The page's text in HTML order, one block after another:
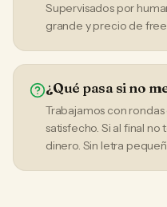
Supervisados por
grande y precio de
¿Qué pasa si no
Trabajamos con
satisfecho. Si al final
dinero. Sin letra